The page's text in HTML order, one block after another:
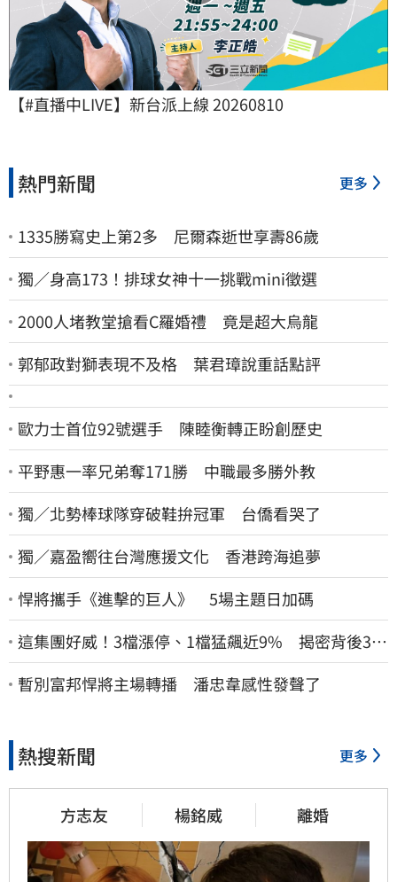
【#直播中LIVE】新台派上線 20260810
熱門新聞 更多
1335勝寫史上第2多 尼爾森逝世享壽86歲
獨／身高173！排球女神十一挑戰mini徵選
2000人堵教堂搶看C羅婚禮 竟是超大烏龍
郭郁政對獅表現不及格 葉君璋說重話點評
歐力士首位92號選手 陳睦衡轉正盼創歷史
平野惠一率兄弟奪171勝 中職最多勝外教
獨／北勢棒球隊穿破鞋拚冠軍 台僑看哭了
獨／嘉盈嚮往台灣應援文化 香港跨海追夢
悍將攜手《進擊的巨人》 5場主題日加碼
這集團好威！3檔漲停、1檔猛飆近9% 揭密背後3支
撐
暫別富邦悍將主場轉播 潘忠韋感性發聲了
熱搜新聞 更多
方志友 楊銘威 離婚